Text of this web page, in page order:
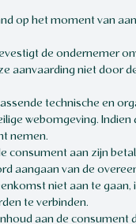
op het moment van
de ondernemer
aanvaarding niet door
technische en
webomgeving.
nemen.
consument aan zijn
aangaan van de
niet aan te gaan,
te verbinden.
aan de